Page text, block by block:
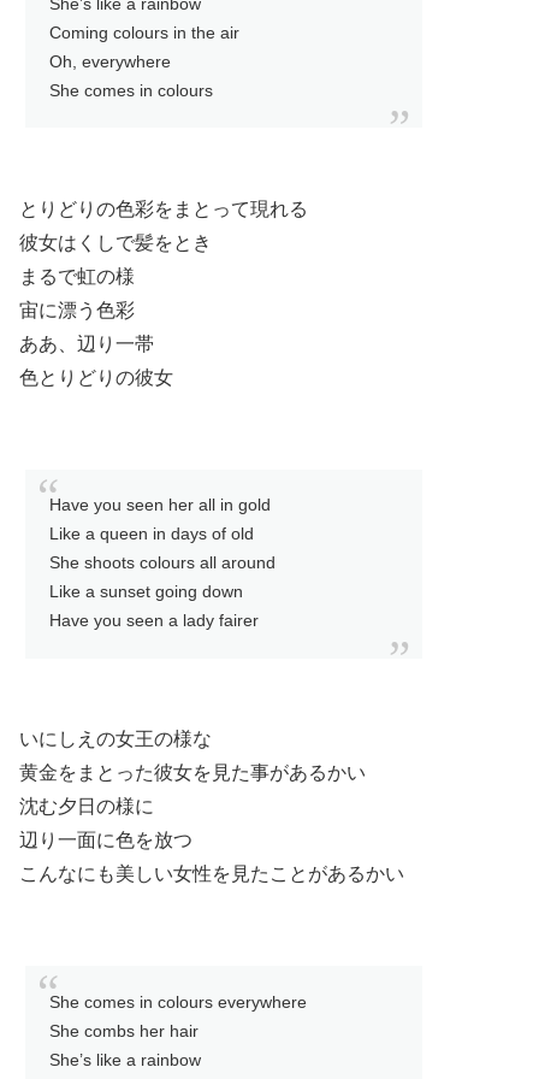
She’s like a rainbow
Coming colours in the air
Oh, everywhere
She comes in colours
とりどりの色彩をまとって現れる
彼女はくしで髪をとき
まるで虹の様
宙に漂う色彩
ああ、辺り一帯
色とりどりの彼女
Have you seen her all in gold
Like a queen in days of old
She shoots colours all around
Like a sunset going down
Have you seen a lady fairer
いにしえの女王の様な
黄金をまとった彼女を見た事があるかい
沈む夕日の様に
辺り一面に色を放つ
こんなにも美しい女性を見たことがあるかい
She comes in colours everywhere
She combs her hair
She’s like a rainbow